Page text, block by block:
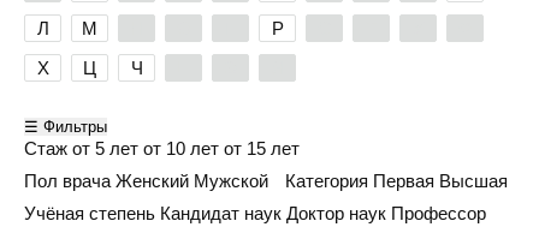
Л
М Р
Х
Ц Ч
☰ Фильтры
Стаж от 5 лет от 10 лет от 15 лет
Пол врача Женский Мужской Категория Первая Высшая
Учёная степень Кандидат наук Доктор наук Профессор